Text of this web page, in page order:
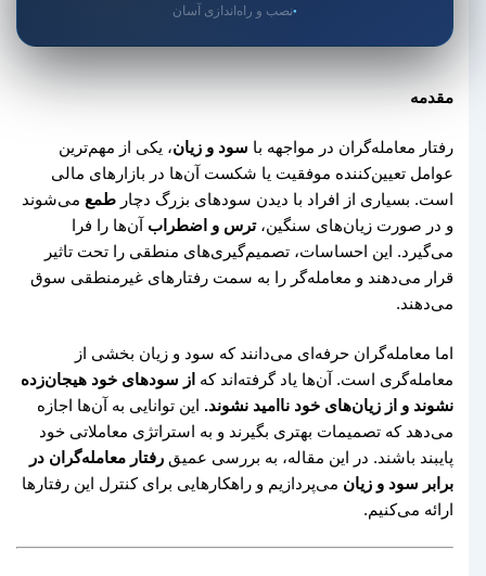
نصب و راه‌اندازی آسان
مقدمه
رفتار معامله‌گران در مواجهه باسود و زیان، یکی از مهم‌ترین
عوامل تعیین‌کننده موفقیت یا شکست آن‌ها در بازارهای مالی
است. بسیاری از افراد با دیدن سودهای بزرگ دچار طمعمی‌شوند
و در صورت زیان‌های سنگین،ترس و اضطرابآن‌ها را فرا
می‌گیرد. این احساسات، تصمیم‌گیری‌های منطقی را تحت تاثیر
قرار می‌دهند و معامله‌گر را به سمت رفتارهای غیرمنطقی سوق
می‌دهند.
اما معامله‌گران حرفه‌ای می‌دانند که سود و زیان بخشی از
معامله‌گری است. آن‌ها یاد گرفته‌اند کهاز سودهای خود هیجان‌زده
نشوند و از زیان‌های خود ناامید نشوند.این توانایی به آن‌ها اجازه
می‌دهد که تصمیمات بهتری بگیرند و به استراتژی معاملاتی خود
پایبند باشند. در این مقاله، به بررسی عمیقرفتار معامله‌گران در
برابر سود و زیانمی‌پردازیم و راهکارهایی برای کنترل این رفتارها
ارائه می‌کنیم.